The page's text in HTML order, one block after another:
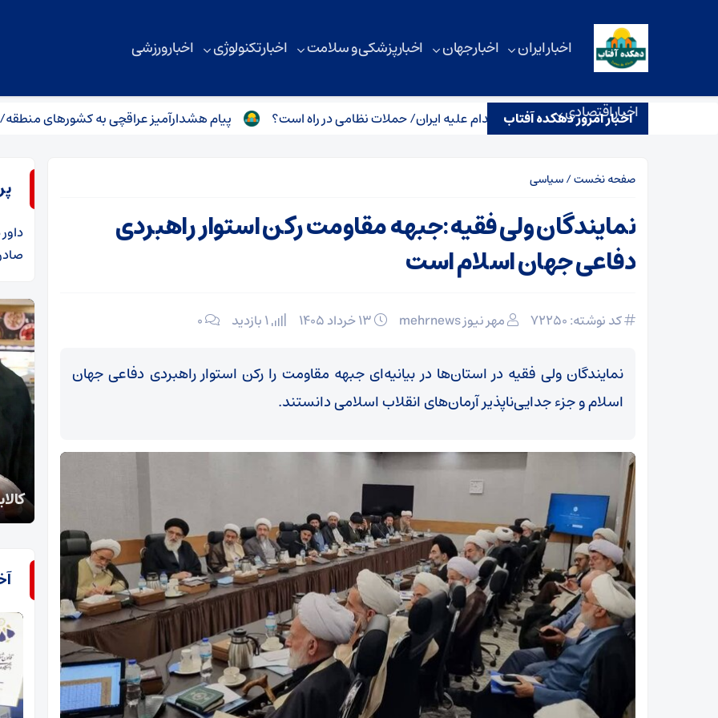
اخبار ایران اخبار جهان اخبار پزشکی و سلامت اخبار تکنولوژی اخبار ورزشی
اخبار اقتصادی
اخبار امروز دهکده آفتاب
جدید نتانیاهو به ترامپ برای اقدام علیه ایران/ حملات نظامی در راه است؟ پیام هشدارآمیز عراقچی به کشور‌های منطقه/ پاسخ
صفحه نخست/سیاسی
نمایندگان ولی فقیه:جبهه مقاومت رکن استوار راهبردی
دفاعی جهان اسلام است
کد نوشته: 72250 مهر نیوز mehrnews ۰
نمایندگان ولی فقیه در استان‌ها در بیانیه‌ای جبهه مقاومت را رکن استوار راهبردی دفاعی جهان
اسلام و جزء جدایی‌ناپذیر آرمان‌های انقلاب اسلامی دانستند.
داور
روایت تفنگدار سابق آمریکایی از جنایت کشورش در
میناب تاحمایت از اسرائیل